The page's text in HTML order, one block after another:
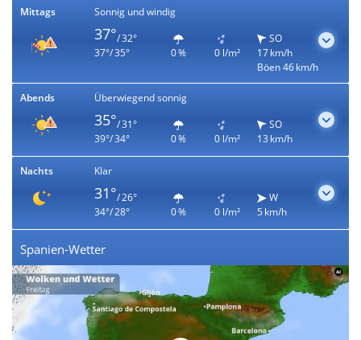
Mittags Sonnig und windig
37°/ 32°
37°/ 35°
0 % 0 l/m²
SO
17 km/h
Böen 46 km/h
Abends Überwiegend sonnig
35°/ 31°
39°/ 34°
0 % 0 l/m²
SO
13 km/h
Nachts Klar
31°/ 26°
34°/ 28°
0 % 0 l/m²
W
5 km/h
Spanien-Wetter